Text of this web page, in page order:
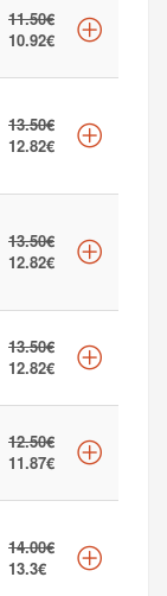
11.50€
10.92€
13.50€
12.82€
13.50€
12.82€
13.50€
12.82€
12.50€
11.87€
14.00€
13.3€